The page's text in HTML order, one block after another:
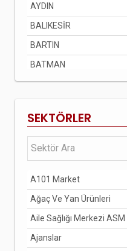
AYDIN
BALIKESİR
BARTIN
BATMAN
BAYBURT
BİNGÖL
BİTLİS
BOLU
BURDUR
BURSA
ÇANAKKALE
ÇANKIRI
SEKTÖRLER
A101 Market
Ağaç Ve Yan Ürünleri
Aile Sağlığı Merkezi ASM
Ajanslar